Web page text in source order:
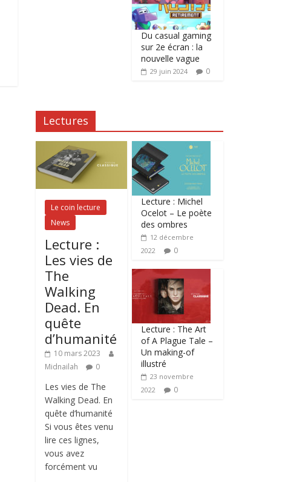
Du casual gaming
sur 2e écran : la
nouvelle vague
29 juin 2024 0
Lectures
Le coin lecture
News
Lecture :
Les vies de
The
Walking
Dead. En
quête
d’humanité
10 mars 2023
Midnailah
0
Les vies de The
Walking Dead. En
quête d’humanité
Si vous êtes venu
lire ces lignes,
vous avez
forcément vu
Lecture : Michel
Ocelot – Le poète
des ombres
12 décembre
2022
0
Lecture : The Art
of A Plague Tale –
Un making-of
illustré
23 novembre
2022
0